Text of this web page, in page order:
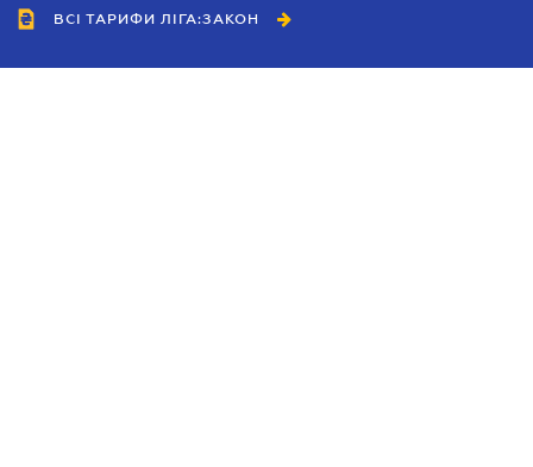
ВСІ ТАРИФИ ЛІГА:ЗАКОН